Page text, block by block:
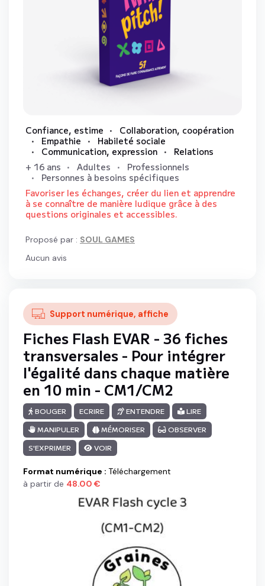
Confiance, estime
Collaboration, coopération
Empathie
Habileté sociale
Communication, expression
Relations
+ 16 ans
Adultes
Professionnels
Personnes à besoins spécifiques
Favoriser les échanges, créer du lien et apprendre
à se connaître de manière ludique grâce à des
questions originales et accessibles.
Proposé par : SOUL GAMES
Aucun avis
Support numérique, affiche
Fiches Flash EVAR - 36 fiches
transversales - Pour intégrer
l'égalité dans chaque matière
en 10 min - CM1/CM2
BOUGER ECRIRE ENTENDRE
LIRE
MANIPULER
MÉMORISER
OBSERVER
S'EXPRIMER
VOIR
Format numérique : Téléchargement
à partir de 48.00 €